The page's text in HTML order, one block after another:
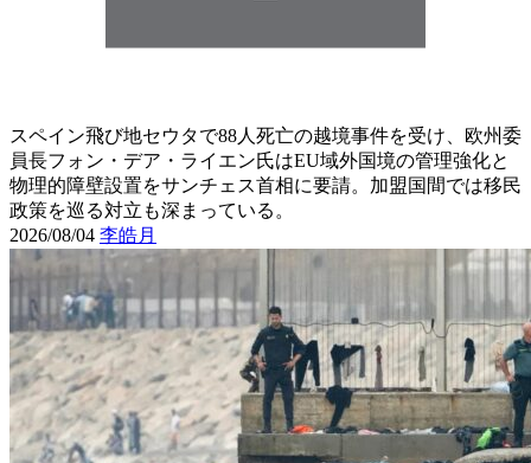
スペイン飛び地セウタで88人死亡の越境事件を受け、欧州委
員長フォン・デア・ライエン氏はEU域外国境の管理強化と
物理的障壁設置をサンチェス首相に要請。加盟国間では移民
政策を巡る対立も深まっている。
2026/08/04 李皓月